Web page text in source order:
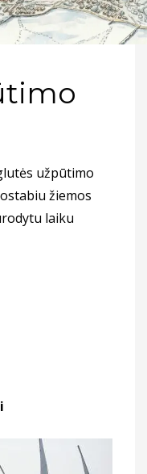
užpūtimo
žiemos
laiku